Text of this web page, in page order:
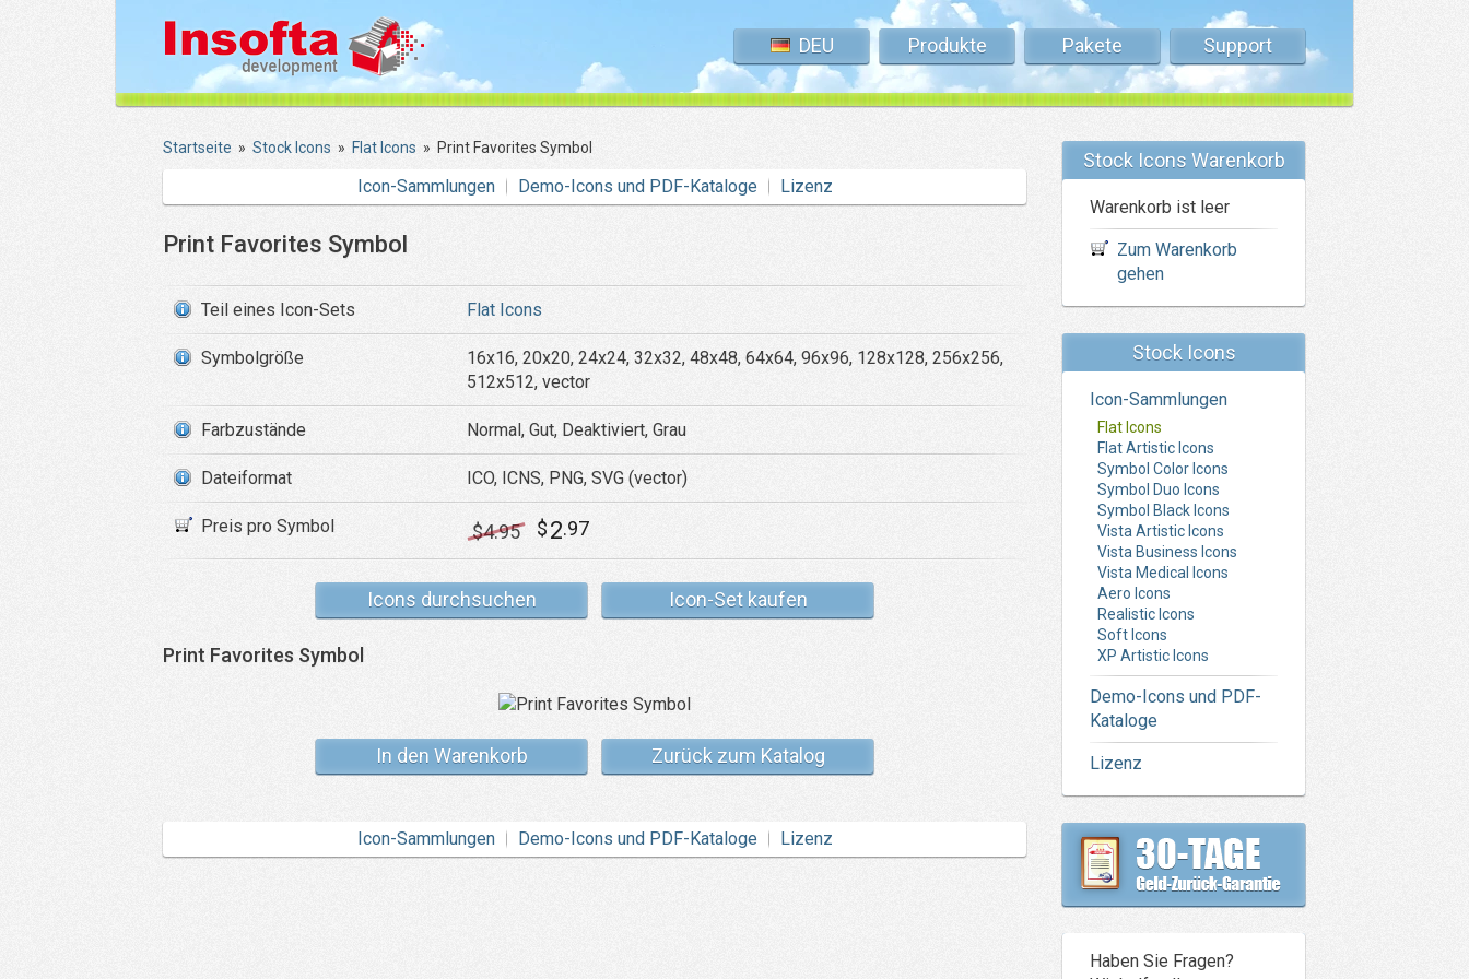
DEU Produkte Pakete Support
Startseite » Stock Icons » Flat Icons » Print Favorites Symbol
Icon-Sammlungen Demo-Icons und PDF-Kataloge Lizenz
Print Favorites Symbol
Teil eines Icon-Sets Flat Icons
Symbolgröße
16x16, 20x20, 24x24, 32x32, 48x48, 64x64, 96x96, 128x128, 256x256,
512x512, vector
Farbzustände Normal, Gut, Deaktiviert, Grau
Dateiformat ICO, ICNS, PNG, SVG (vector)
Preis pro Symbol $4.95 $2.97
Icons durchsuchen Icon-Set kaufen
Print Favorites Symbol
In den Warenkorb Zurück zum Katalog
Icon-Sammlungen Demo-Icons und PDF-Kataloge Lizenz
Stock Icons Warenkorb
Warenkorb ist leer
Zum Warenkorb
gehen
Stock Icons
Icon-Sammlungen
Flat Icons
Flat Artistic Icons
Symbol Color Icons
Symbol Duo Icons
Symbol Black Icons
Vista Artistic Icons
Vista Business Icons
Vista Medical Icons
Aero Icons
Realistic Icons
Soft Icons
XP Artistic Icons
Demo-Icons und PDF-
Kataloge
Lizenz
Haben Sie Fragen?